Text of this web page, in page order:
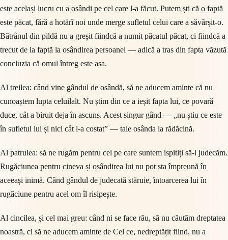
este același lucru cu a osândi pe cel care l-a făcut. Putem ști că o faptă
este păcat, fără a hotărî noi unde merge sufletul celui care a săvârșit-o.
Bătrânul din pildă nu a greșit fiindcă a numit păcatul păcat, ci fiindcă a
trecut de la faptă la osândirea persoanei — adică a tras din fapta văzută
concluzia că omul întreg este așa.
Al treilea: când vine gândul de osândă, să ne aducem aminte că nu
cunoaștem lupta celuilalt. Nu știm din ce a ieșit fapta lui, ce povară
duce, cât a biruit deja în ascuns. Acest singur gând — „nu știu ce este
în sufletul lui și nici cât l-a costat” — taie osânda la rădăcină.
Al patrulea: să ne rugăm pentru cel pe care suntem ispitiți să-l judecăm.
Rugăciunea pentru cineva și osândirea lui nu pot sta împreună în
aceeași inimă. Când gândul de judecată stăruie, întoarcerea lui în
rugăciune pentru acel om îl risipește.
Al cincilea, și cel mai greu: când ni se face rău, să nu căutăm dreptatea
noastră, ci să ne aducem aminte de Cel ce, nedreptățit fiind, nu a